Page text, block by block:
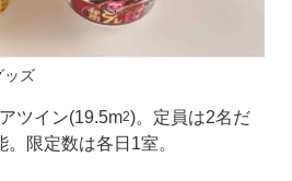
ッズ
ツイン(19.5m2)。定員は2名だ
限定数は各日1室。